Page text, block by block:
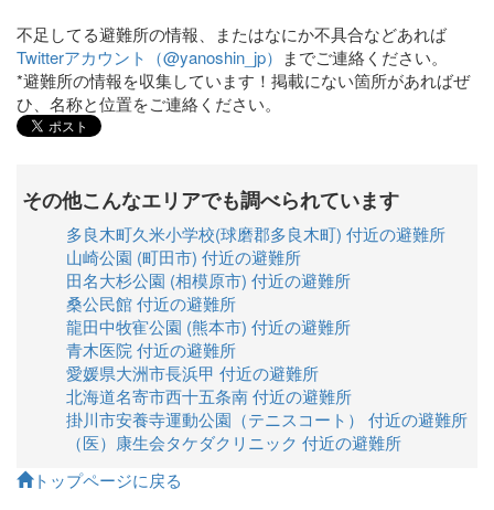
不足してる避難所の情報、またはなにか不具合などあれば
Twitterアカウント（@yanoshin_jp） までご連絡ください。
*避難所の情報を収集しています！掲載にない箇所があればぜ
ひ、名称と位置をご連絡ください。
その他こんなエリアでも調べられています
多良木町久米小学校(球磨郡多良木町) 付近の避難所
山崎公園 (町田市) 付近の避難所
田名大杉公園 (相模原市) 付近の避難所
桑公民館 付近の避難所
龍田中牧寉公園 (熊本市) 付近の避難所
青木医院 付近の避難所
愛媛県大洲市長浜甲 付近の避難所
北海道名寄市西十五条南 付近の避難所
掛川市安養寺運動公園（テニスコート） 付近の避難所
（医）康生会タケダクリニック 付近の避難所
トップページに戻る